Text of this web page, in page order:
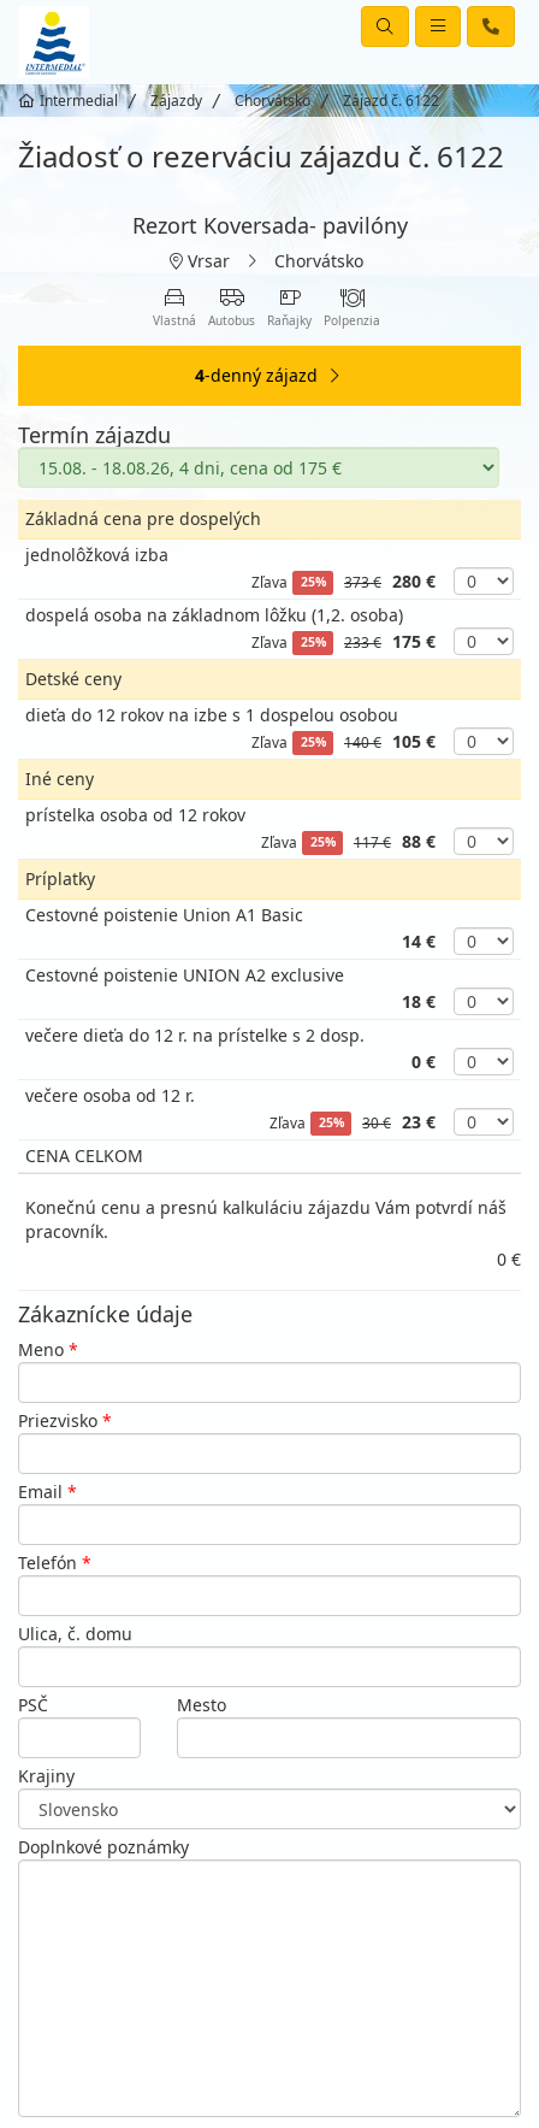
Intermedial Zájazdy Chorvátsko Zájazd č. 6122
Žiadosť o rezerváciu zájazdu č. 6122
Rezort Koversada- pavilóny
Vrsar Chorvátsko
Vlastná Autobus Raňajky Polpenzia
4-denný zájazd
Termín zájazdu
Základná cena pre dospelých
jednolôžková izba
Zľava 25% 373 € 280 €
dospelá osoba na základnom lôžku (1,2. osoba)
Zľava 25% 233 €
175 €
Detské ceny
dieťa do 12 rokov na izbe s 1 dospelou osobou
Zľava 25% 140 €
105 €
Iné ceny
prístelka osoba od 12 rokov
Zľava 25% 117 € 88 €
Príplatky
Cestovné poistenie Union A1 Basic
14 €
Cestovné poistenie UNION A2 exclusive
18 €
večere dieťa do 12 r. na prístelke s 2 dosp.
0 €
večere osoba od 12 r.
Zľava 25% 30 € 23 €
CENA CELKOM
Konečnú cenu a presnú kalkuláciu zájazdu Vám potvrdí náš
pracovník.
0 €
Zákaznícke údaje
Meno *
Priezvisko *
Email *
Telefón *
Ulica, č. domu
PSČ Mesto
Krajiny
Doplnkové poznámky